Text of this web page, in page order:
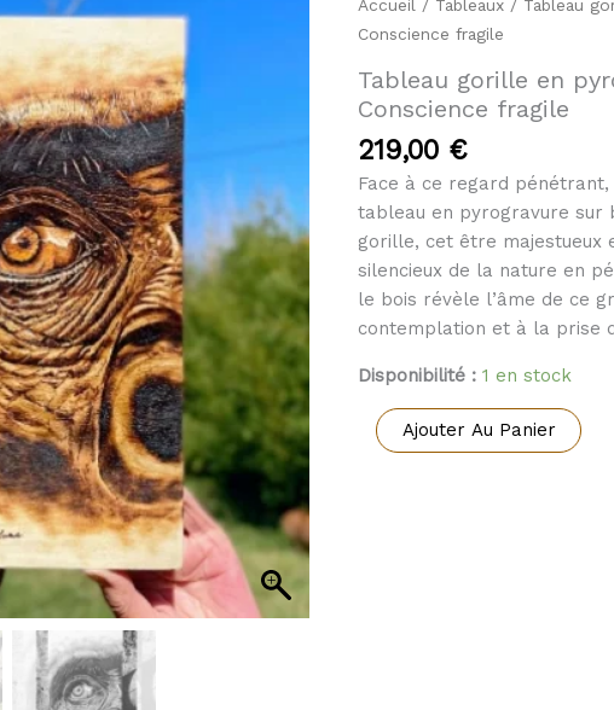
Accueil / Tableaux / Tableau
Conscience fragile
Tableau gorille en
Conscience fragile
219,00 €
Face à ce regard
tableau en pyrogravure sur
gorille, cet être majestueux
silencieux de la nature en
le bois révèle l’âme de ce
contemplation et à la prise
Disponibilité : 1 en stock
quantitéAjouter Au Panier